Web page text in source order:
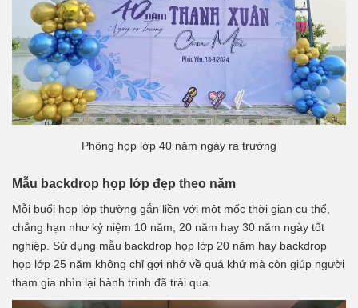
Phông họp lớp 40 năm ngày ra trường
Mẫu backdrop họp lớp đẹp theo năm
Mỗi buổi họp lớp thường gắn liền với một mốc thời gian cụ thể,
chẳng hạn như kỷ niệm 10 năm, 20 năm hay 30 năm ngày tốt
nghiệp. Sử dụng mẫu backdrop họp lớp 20 năm hay backdrop
họp lớp 25 năm không chỉ gợi nhớ về quá khứ mà còn giúp người
tham gia nhìn lại hành trình đã trải qua.